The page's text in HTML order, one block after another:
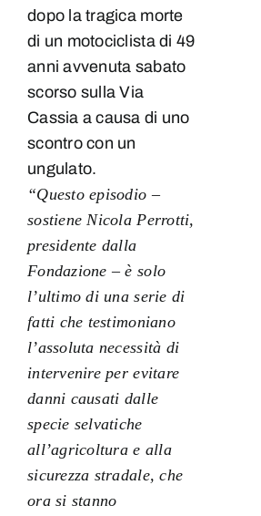
dopo la tragica morte
di un motociclista di 49
anni avvenuta sabato
scorso sulla Via
Cassia a causa di uno
scontro con un
ungulato.
“Questo episodio –
sostiene Nicola Perrotti,
presidente dalla
Fondazione – è solo
l’ultimo di una serie di
fatti che testimoniano
l’assoluta necessità di
intervenire per evitare
danni causati dalle
specie selvatiche
all’agricoltura e alla
sicurezza stradale, che
ora si stanno